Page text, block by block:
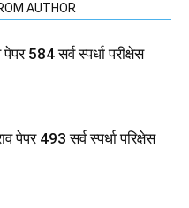
AUTHOR
पेपर 584 सर्व स्पर्धा परीक्षेस
पेपर 493 सर्व स्पर्धा परिक्षेस